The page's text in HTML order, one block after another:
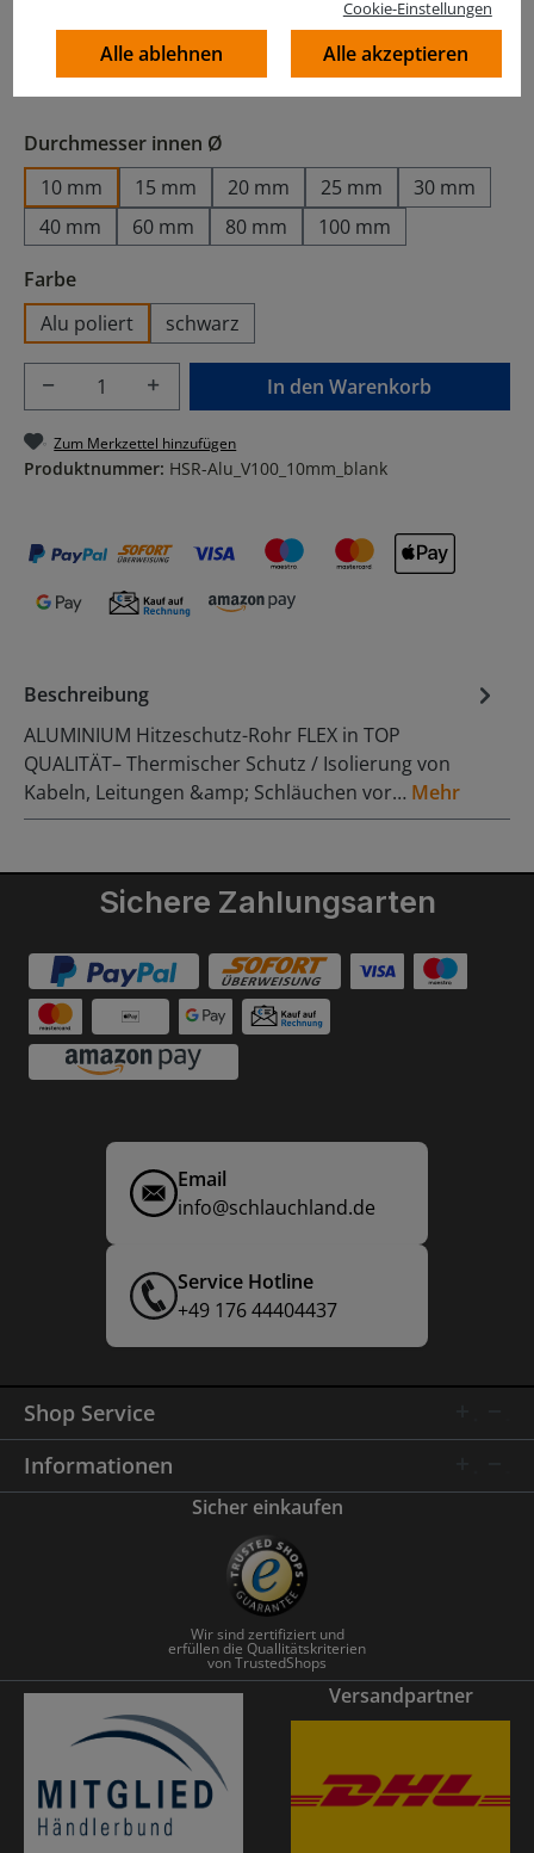
Sofort verfügbar, Lieferzeit: 1-2 Werktage
190 Stück auf Lager
Durchmesser innen Ø
10 mm
15 mm 20 mm 25 mm
30 mm
40 mm
60 mm 80 mm
100 mm
Farbeauswählen
Alu poliert
schwarz
Produkt Anzahl: Gib den gewünschten
In den Warenkorb
Zum Merkzettel hinzufügen
Produktnummer: HSR-Alu_V100_10mm_blank
Beschreibung
ALUMINIUM Hitzeschutz-Rohr FLEX in TOP
QUALITÄT– Thermischer Schutz / Isolierung von
Kabeln, Leitungen &amp; Schläuchen vor… Mehr
Sichere Zahlungsarten
Email
info@schlauchland.de
Service Hotline
+49 176 44404437
Shop Service
Informationen
Sicher einkaufen
Wir sind zertifiziert und
erfüllen die Quallitätskriterien
von TrustedShops
Versandpartner
Cookie-Einstellungen
Alle ablehnen Alle akzeptieren